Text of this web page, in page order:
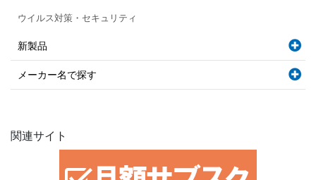
ウイルス対策・セキュリティ
新製品
メーカー名で探す
関連サイト